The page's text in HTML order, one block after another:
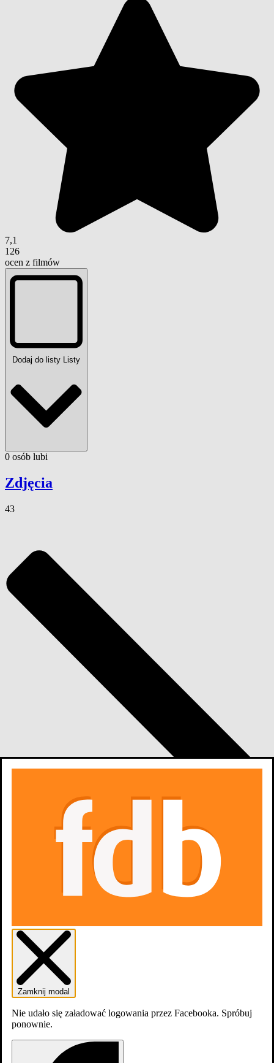
7,1
126
ocen z filmów
Dodaj do listy Listy
0 osób lubi
Zdjęcia
43
zobacz wszystkie
Zamknij modal
Nie udało się załadować logowania przez Facebooka. Spróbuj
ponownie.